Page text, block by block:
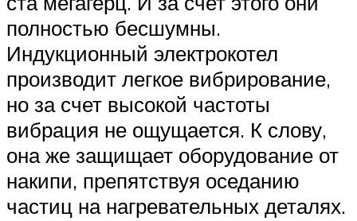
полностью бесшумны.
Индукционный электрокотел
производит легкое вибрирование,
но за счет высокой частоты
вибрация не ощущается. К слову,
она же защищает оборудование от
накипи, препятствуя оседанию
частиц на нагревательных деталях.